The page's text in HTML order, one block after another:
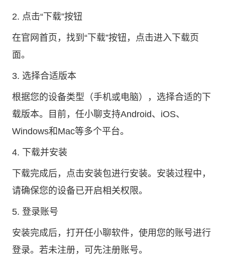
2. 点击“下载”按钮
在官网首页，找到“下载”按钮，点击进入下载页
面。
3. 选择合适版本
根据您的设备类型（手机或电脑），选择合适的下
载版本。目前，任小聊支持Android、iOS、
Windows和Mac等多个平台。
4. 下载并安装
下载完成后，点击安装包进行安装。安装过程中，
请确保您的设备已开启相关权限。
5. 登录账号
安装完成后，打开任小聊软件，使用您的账号进行
登录。若未注册，可先注册账号。